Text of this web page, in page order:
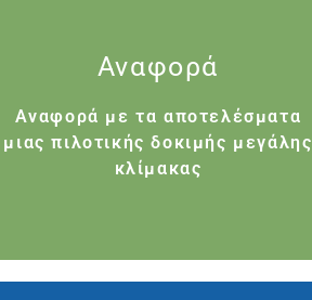
Αναφορά
Αναφορά με τα αποτελέσματα
μιας πιλοτικής δοκιμής μεγάλης
κλίμακας
Παραδοτέα 10
Αναφορά με τα αποτελέσματα
μιας πιλοτικής δοκιμής μεγάλης
κλίμακας